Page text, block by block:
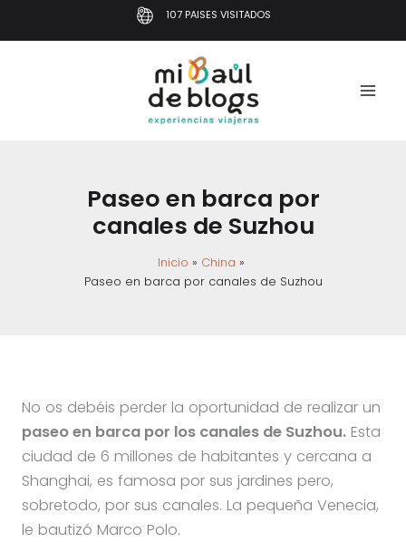
al
107 PAISES VISITADOS
Paseo en barca por
canales de Suzhou
Inicio
China
Paseo en barca por canales de Suzhou
No os debéis perder la oportunidad de realizar un
paseo en barca por los canales de Suzhou.Esta
ciudad de 6 millones de habitantes y cercana a
Shanghai, es famosa por sus jardines pero,
sobretodo, por sus canales. La pequeña Venecia,
le bautizó Marco Polo.